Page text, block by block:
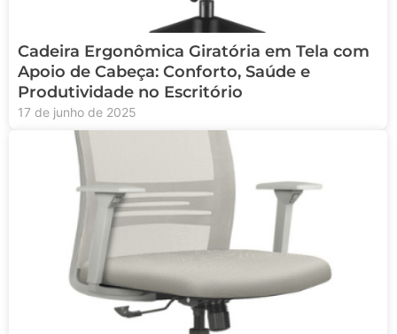
Cadeira Ergonômica Giratória em Tela com
Apoio de Cabeça: Conforto, Saúde e
Produtividade no Escritório
17 de junho de 2025